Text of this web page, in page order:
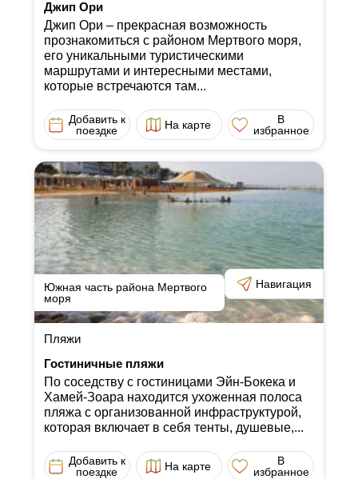
Джип Ори
Джип Ори ‒ прекрасная возможность
прознакомиться с районом Мертвого моря,
его уникальными туристическими
маршрутами и интересными местами,
которые встречаются там...
Добавить к
поездке
На карте
В
избранное
Южная часть района Мертвого
моря
Навигация
Пляжи
Гостиничные пляжи
По соседству с гостиницами Эйн-Бокека и
Хамей-Зоара находится ухоженная полоса
пляжа с организованной инфраструктурой,
которая включает в себя тенты, душевые,...
Добавить к
поездке
На карте
В
избранное